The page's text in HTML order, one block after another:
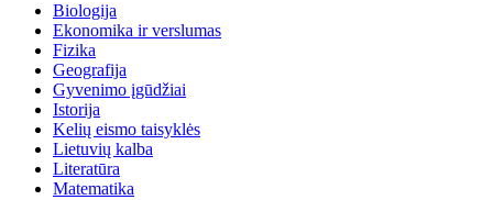
Biologija
Ekonomika ir verslumas
Fizika
Geografija
Gyvenimo įgūdžiai
Istorija
Kelių eismo taisyklės
Lietuvių kalba
Literatūra
Matematika